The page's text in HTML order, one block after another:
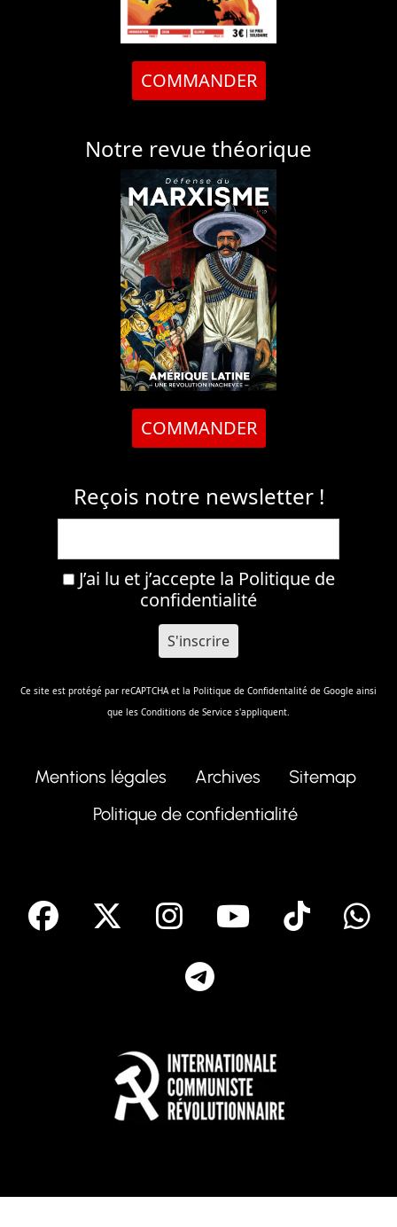
COMMANDER
Notre revue théorique
COMMANDER
Reçois notre newsletter !
J’ai lu et j’accepte la Politique de
confidentialité
Ce site est protégé par reCAPTCHA et la Politique de Confidentalité de Google ainsi
que les Conditions de Service s'appliquent.
Mentions légales Archives
Sitemap
Politique de confidentialité
facebook Instagram
Youtube
Tik